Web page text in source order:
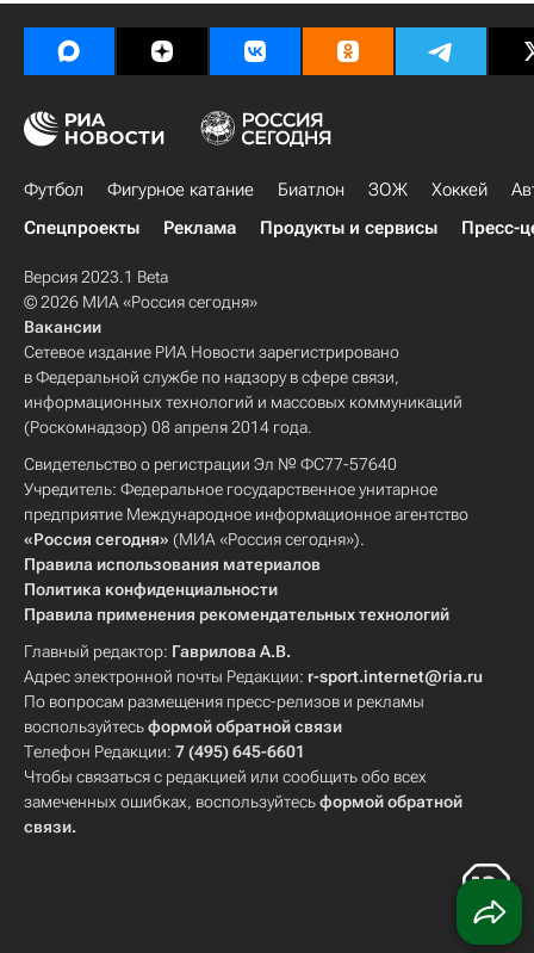
Футбол Фигурное катание Биатлон ЗОЖ Хоккей
Спецпроекты
Реклама Продукты и сервисы Пресс-
Версия 2023.1 Beta
© 2026 МИА «Россия сегодня»
Вакансии
Сетевое издание РИА Новости зарегистрировано
в Федеральной службе по надзору в сфере связи,
информационных технологий и массовых коммуникаций
(Роскомнадзор) 08 апреля 2014 года.
Свидетельство о регистрации Эл № ФС77-57640
Учредитель: Федеральное государственное унитарное
предприятие Международное информационное агентство
«Россия сегодня» (МИА «Россия сегодня»).
Правила использования материалов
Политика конфиденциальности
Правила применения рекомендательных технологий
Главный редактор: Гаврилова А.В.
Адрес электронной почты Редакции: r-sport.internet@ria.ru
По вопросам размещения пресс-релизов и рекламы
воспользуйтесьформой обратной связи
Телефон Редакции: 7 (495) 645-6601
Чтобы связаться с редакцией или сообщить обо всех
замеченных ошибках, воспользуйтесьформой обратной
связи.